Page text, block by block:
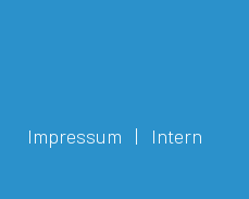
Impressum | Intern